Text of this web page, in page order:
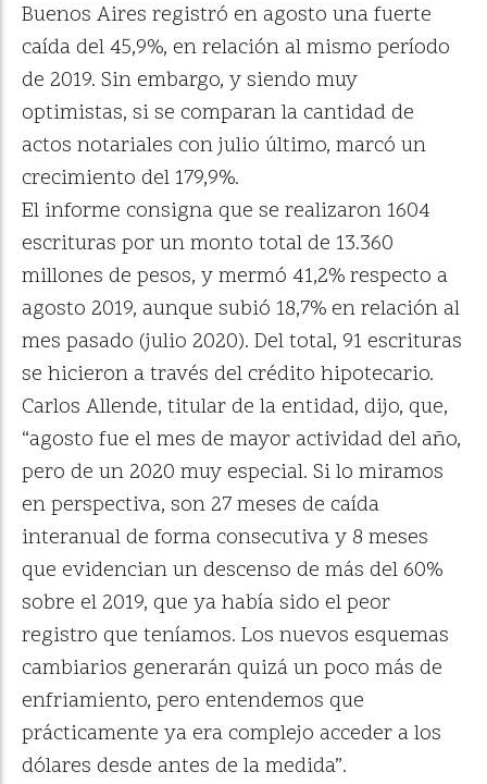
Buenos Aires registró en agosto una fuerte
caída del 45,9%, en relación al mismo período
de 2019. Sin embargo, y siendo muy
optimistas, si se comparan la cantidad de
actos notariales con julio último, marcó un
crecimiento del 179,9%.
El informe consigna que se realizaron 1604
escrituras por un monto total de 13.360
millones de pesos, y mermó 41,2% respecto a
agosto 2019, aunque subió 18,7% en relación al
mes pasado (julio 2020). Del total, 91 escrituras
se hicieron a través del crédito hipotecario.
Carlos Allende, titular de la entidad, dijo, que,
“agosto fue el mes de mayor actividad del año,
pero de un 2020 muy especial. Si lo miramos
en perspectiva, son 27 meses de caída
interanual de forma consecutiva y 8 meses
que evidencian un descenso de más del 60%
sobre el 2019, que ya había sido el peor
registro que teníamos. Los nuevos esquemas
cambiarios generarán quizá un poco más de
enfriamiento, pero entendemos que
prácticamente ya era complejo acceder a los
dólares desde antes de la medida”.